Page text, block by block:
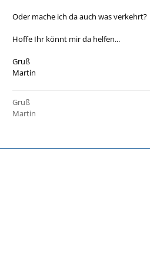
Oder mache ich da auch was verkehrt?
Hoffe Ihr könnt mir da helfen...
Gruß
Martin
Gruß
Martin